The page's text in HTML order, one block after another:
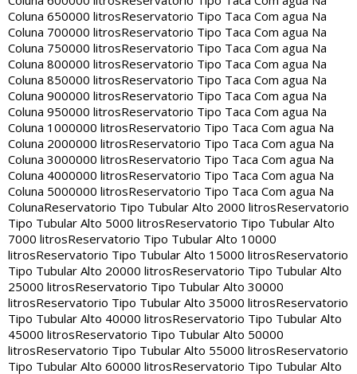
Coluna 650000 litrosReservatorio Tipo Taca Com agua Na
Coluna 700000 litrosReservatorio Tipo Taca Com agua Na
Coluna 750000 litrosReservatorio Tipo Taca Com agua Na
Coluna 800000 litrosReservatorio Tipo Taca Com agua Na
Coluna 850000 litrosReservatorio Tipo Taca Com agua Na
Coluna 900000 litrosReservatorio Tipo Taca Com agua Na
Coluna 950000 litrosReservatorio Tipo Taca Com agua Na
Coluna 1000000 litrosReservatorio Tipo Taca Com agua Na
Coluna 2000000 litrosReservatorio Tipo Taca Com agua Na
Coluna 3000000 litrosReservatorio Tipo Taca Com agua Na
Coluna 4000000 litrosReservatorio Tipo Taca Com agua Na
Coluna 5000000 litrosReservatorio Tipo Taca Com agua Na
ColunaReservatorio Tipo Tubular Alto 2000 litrosReservatorio
Tipo Tubular Alto 5000 litrosReservatorio Tipo Tubular Alto
7000 litrosReservatorio Tipo Tubular Alto 10000
litrosReservatorio Tipo Tubular Alto 15000 litrosReservatorio
Tipo Tubular Alto 20000 litrosReservatorio Tipo Tubular Alto
25000 litrosReservatorio Tipo Tubular Alto 30000
litrosReservatorio Tipo Tubular Alto 35000 litrosReservatorio
Tipo Tubular Alto 40000 litrosReservatorio Tipo Tubular Alto
45000 litrosReservatorio Tipo Tubular Alto 50000
litrosReservatorio Tipo Tubular Alto 55000 litrosReservatorio
Tipo Tubular Alto 60000 litrosReservatorio Tipo Tubular Alto